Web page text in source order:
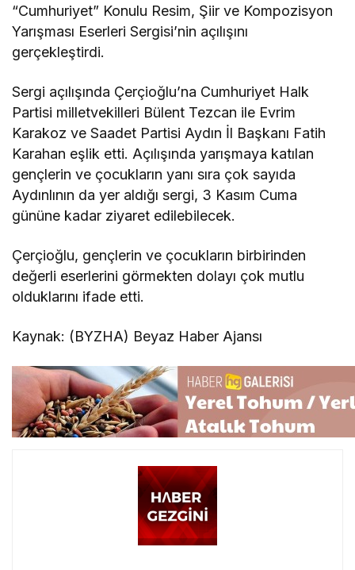
“Cumhuriyet” Konulu Resim, Şiir ve Kompozisyon
Yarışması Eserleri Sergisi’nin açılışını
gerçekleştirdi.
Sergi açılışında Çerçioğlu’na Cumhuriyet Halk
Partisi milletvekilleri Bülent Tezcan ile Evrim
Karakoz ve Saadet Partisi Aydın İl Başkanı Fatih
Karahan eşlik etti. Açılışında yarışmaya katılan
gençlerin ve çocukların yanı sıra çok sayıda
Aydınlının da yer aldığı sergi, 3 Kasım Cuma
gününe kadar ziyaret edilebilecek.
Çerçioğlu, gençlerin ve çocukların birbirinden
değerli eserlerini görmekten dolayı çok mutlu
olduklarını ifade etti.
Kaynak: (BYZHA) Beyaz Haber Ajansı